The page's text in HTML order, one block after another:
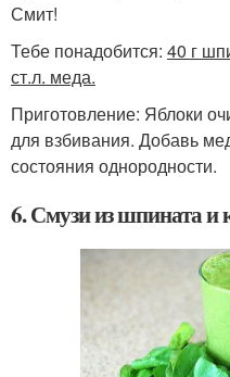
Смит!
Тебе понадобится: 40 г
ст.л. меда.
Приготовление: Яблоки
для взбивания. Добавь
состояния однородности.
6. Смузи из шпината и